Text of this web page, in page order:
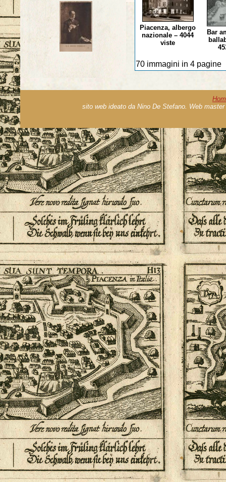
Piacenza, albergo
nazionale – 4044
viste
Bar
70 immagini in 4 pagine
sito web ideato da Nino De Stefano. Web